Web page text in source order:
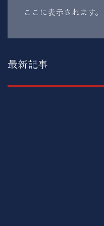
ここに表示されます。
最新記事